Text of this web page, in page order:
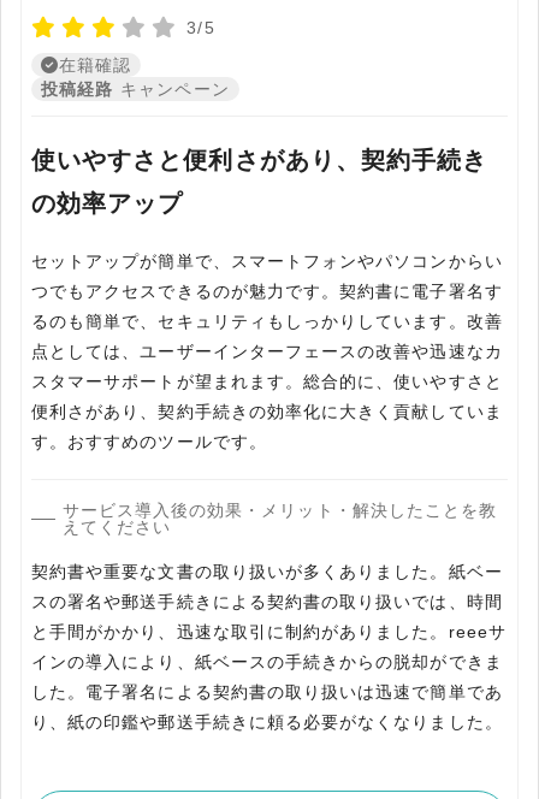
3/5
在籍確認
投稿経路 キャンペーン
使いやすさと便利さがあり、契約手続き
の効率アップ
セットアップが簡単で、スマートフォンやパソコンからい
つでもアクセスできるのが魅力です。契約書に電子署名す
るのも簡単で、セキュリティもしっかりしています。改善
点としては、ユーザーインターフェースの改善や迅速なカ
スタマーサポートが望まれます。総合的に、使いやすさと
便利さがあり、契約手続きの効率化に大きく貢献していま
す。おすすめのツールです。
サービス導入後の効果・メリット・解決したことを教
えてください
契約書や重要な文書の取り扱いが多くありました。紙ベー
スの署名や郵送手続きによる契約書の取り扱いでは、時間
と手間がかかり、迅速な取引に制約がありました。reeeサ
インの導入により、紙ベースの手続きからの脱却ができま
した。電子署名による契約書の取り扱いは迅速で簡単であ
り、紙の印鑑や郵送手続きに頼る必要がなくなりました。